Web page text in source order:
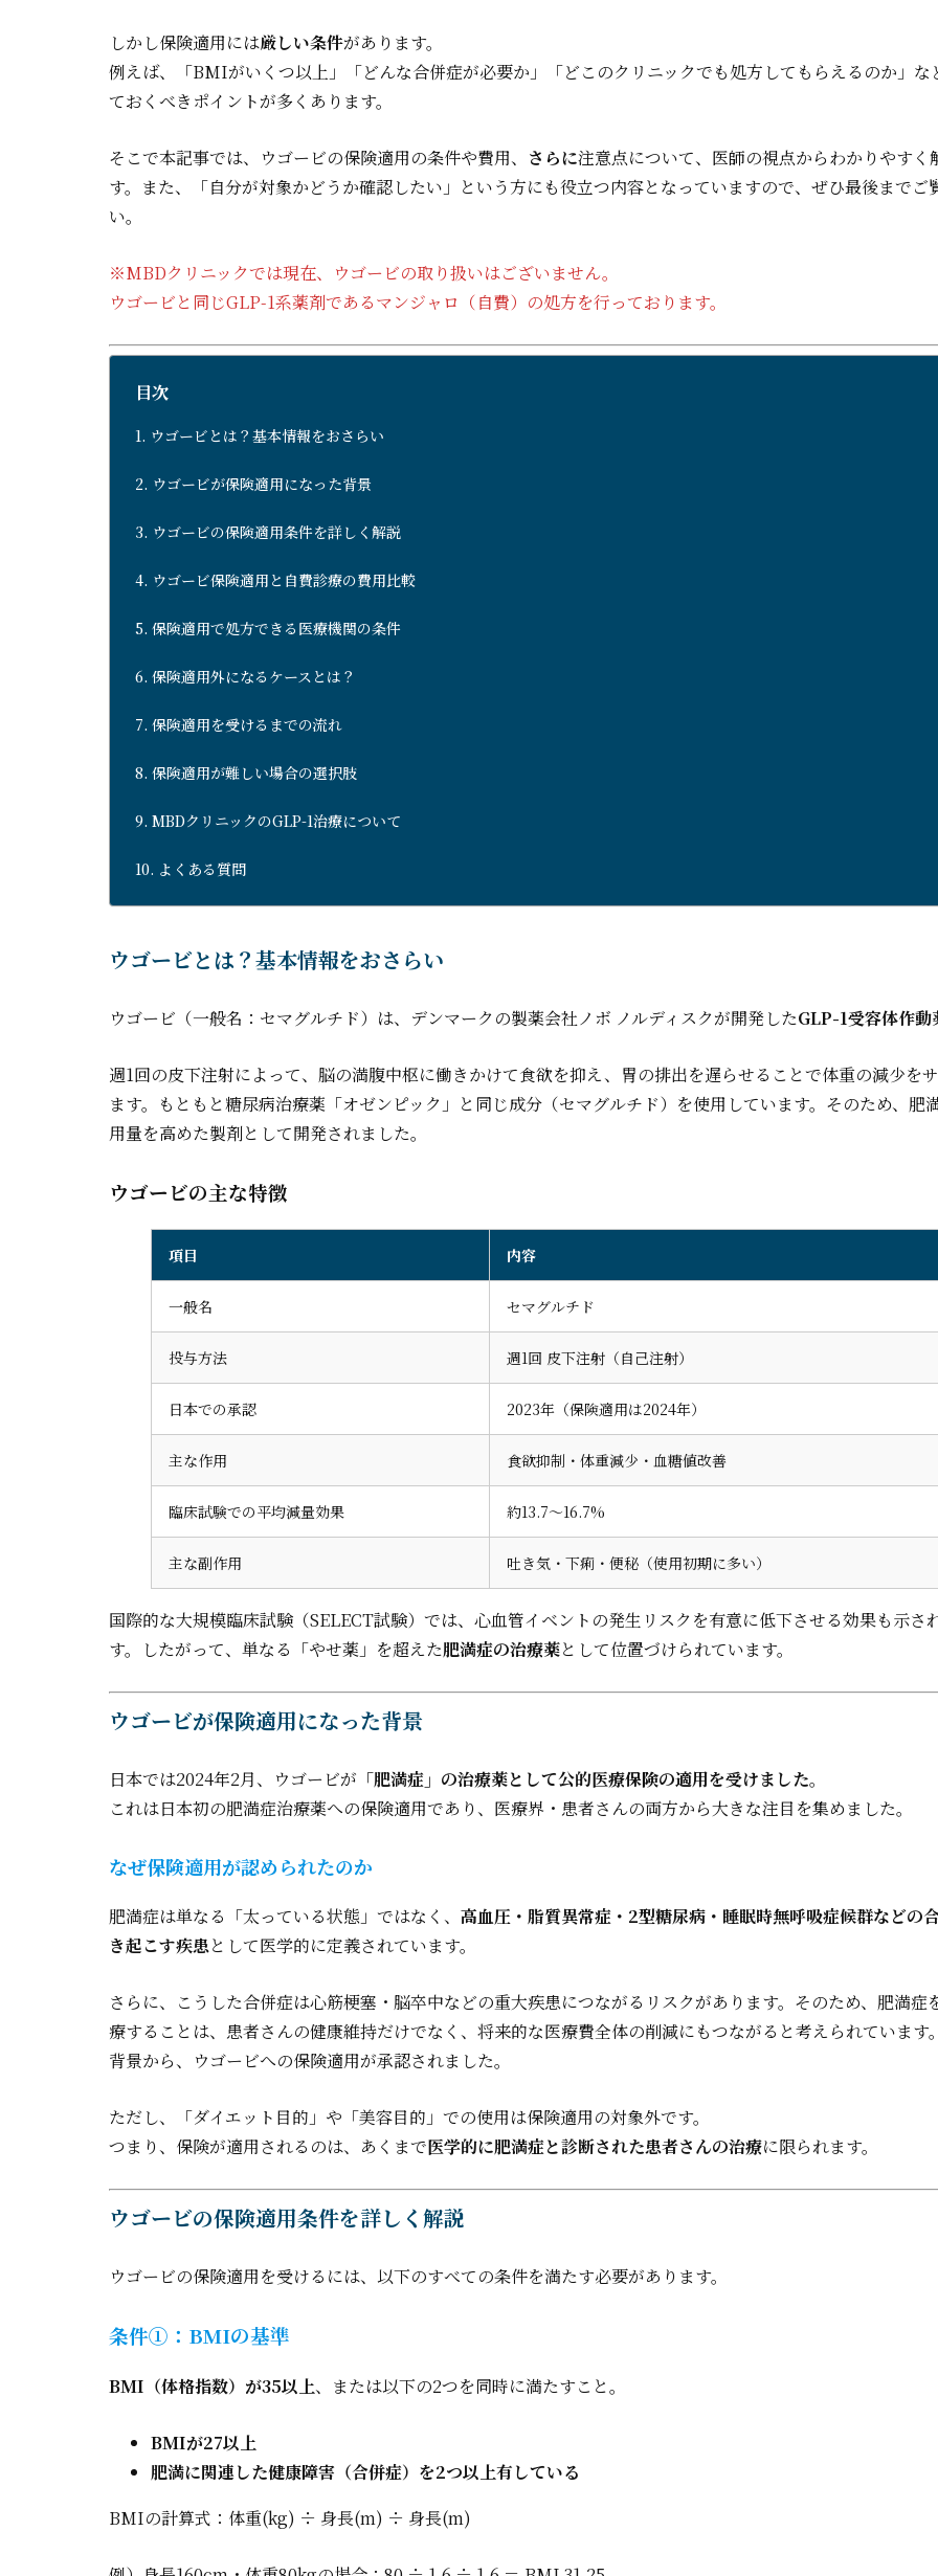
しかし保険適用には厳しい条件があります。
例えば、「BMIがいくつ以上」「どんな合併症が必要か」「どこのクリニックでも処方してもらえるのか」な
ておくべきポイントが多くあります。
そこで本記事では、ウゴービの保険適用の条件や費用、 さらに注意点について、医師の視点からわかりやすく
す。また、「自分が対象かどうか確認したい」という方にも役立つ内容となっていますので、ぜひ最後までご
い。
※MBDクリニックでは現在、ウゴービの取り扱いはございません。
ウゴービと同じGLP-1系薬剤であるマンジャロ（自費）の処方を行っております。
目次
ウゴービとは？基本情報をおさらい
ウゴービが保険適用になった背景
ウゴービの保険適用条件を詳しく解説
ウゴービ保険適用と自費診療の費用比較
保険適用で処方できる医療機関の条件
保険適用外になるケースとは？
保険適用を受けるまでの流れ
保険適用が難しい場合の選択肢
MBDクリニックのGLP-1治療について
よくある質問
ウゴービとは？基本情報をおさらい
ウゴービ（一般名：セマグルチド）は、デンマークの製薬会社ノボ ノルディスクが開発したGLP-1受容体作動
週1回の皮下注射によって、脳の満腹中枢に働きかけて食欲を抑え、胃の排出を遅らせることで体重の減少を
ます。もともと糖尿病治療薬「オゼンピック」と同じ成分（セマグルチド）を使用しています。そのため、肥
用量を高めた製剤として開発されました。
ウゴービの主な特徴
項目 内容
一般名 セマグルチド
投与方法 週1回 皮下注射（自己注射）
日本での承認 2023年（保険適用は2024年）
主な作用 食欲抑制・体重減少・血糖値改善
臨床試験での平均減量効果 約13.7〜16.7%
主な副作用 吐き気・下痢・便秘（使用初期に多い）
国際的な大規模臨床試験（SELECT試験）では、心血管イベントの発生リスクを有意に低下させる効果も示さ
す。したがって、単なる「やせ薬」を超えた肥満症の治療薬として位置づけられています。
ウゴービが保険適用になった背景
日本では2024年2月、ウゴービが 「肥満症」の治療薬として公的医療保険の適用を受けました。
これは日本初の肥満症治療薬への保険適用であり、医療界・患者さんの両方から大きな注目を集めました。
なぜ保険適用が認められたのか
肥満症は単なる「太っている状態」ではなく、 高血圧・脂質異常症・2型糖尿病・睡眠時無呼吸症候群などの
き起こす疾患として医学的に定義されています。
さらに、こうした合併症は心筋梗塞・脳卒中などの重大疾患につながるリスクがあります。そのため、肥満症
療することは、患者さんの健康維持だけでなく、将来的な医療費全体の削減にもつながると考えられています
背景から、ウゴービへの保険適用が承認されました。
ただし、「ダイエット目的」や「美容目的」での使用は保険適用の対象外です。
つまり、保険が適用されるのは、あくまで医学的に肥満症と診断された患者さんの治療に限られます。
ウゴービの保険適用条件を詳しく解説
ウゴービの保険適用を受けるには、以下のすべての条件を満たす必要があります。
条件①：BMIの基準
BMI（体格指数）が35以上、または以下の2つを同時に満たすこと。
BMIが27以上
肥満に関連した健康障害（合併症）を2つ以上有している
BMIの計算式：体重(kg) ÷ 身長(m) ÷ 身長(m)